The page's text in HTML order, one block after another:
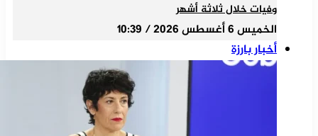
وفيات خلال ثلاثة أشهر
الخميس 6 أغسطس 2026 / 10:39
أخبار بارزة